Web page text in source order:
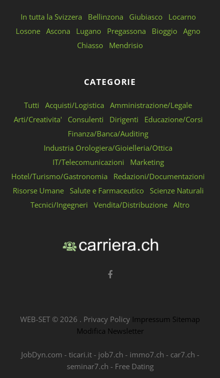
In tutta la Svizzera Bellinzona Giubiasco
Locarno
Losone Ascona Lugano Pregassona Bioggio Agno
Chiasso
Mendrisio
CATEGORIE
Tutti Acquisti/Logistica
Amministrazione/Legale
Arti/Creativita'
Consulenti Dirigenti
Educazione/Corsi
Finanza/Banca/Auditing
Industria Orologiera/Gioielleria/Ottica
IT/Telecomunicazioni
Marketing
Hotel/Turismo/Gastronomia
Redazioni/Documentazioni
Risorse Umane
Salute e Farmaceutico
Scienze Naturali
Tecnici/Ingegneri
Vendita/Distribuzione Altro
WEB-SET © 2026 . Privacy Policy Impressum Sitemap
Modifica Newsletter
JobDyn.com - ticari.it- job7.ch - immo7.ch - car7.ch -
seminar7.ch - Free Dating